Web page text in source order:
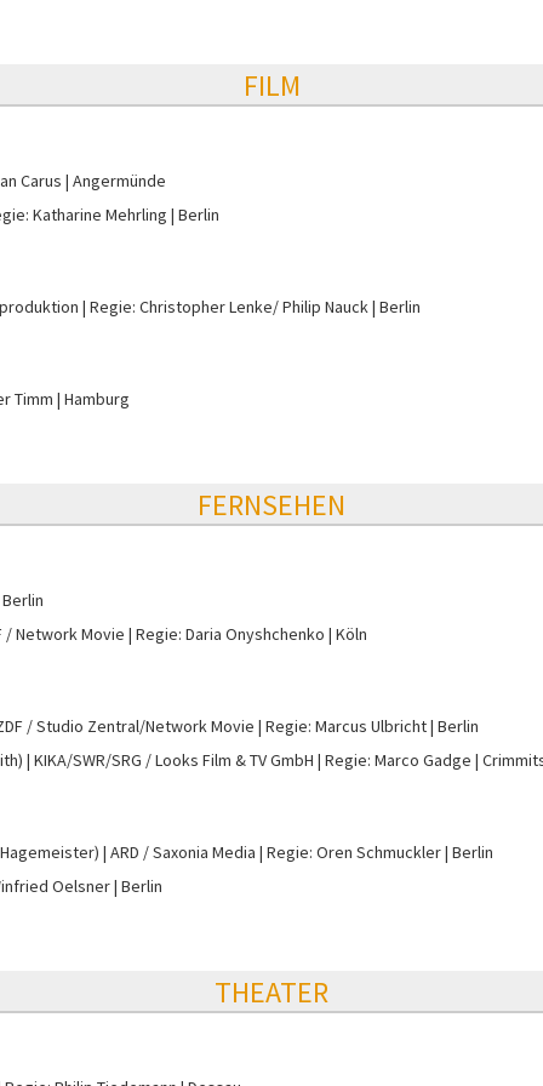
FILM
Carus Angermünde
Katharine Mehrling Berlin
Regie: Christopher Lenke/ Philip Nauck Berlin
Timm Hamburg
FERNSEHEN
Berlin
/ Network Movie Regie: Daria Onyshchenko Köln
/ Studio Zentral/Network Movie Regie: Marcus Ulbricht Berlin
KIKA/SWR/SRG / Looks Film & TV GmbH Regie: Marco Gadge
ARD / Saxonia Media Regie: Oren Schmuckler Berlin
Oelsner Berlin
THEATER